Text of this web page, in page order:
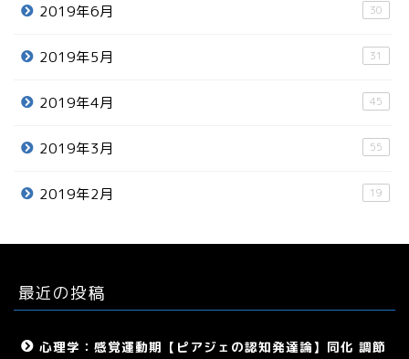
2019年6月 30
2019年5月 31
2019年4月 45
2019年3月 55
2019年2月 19
最近の投稿
心理学：感覚運動期【ピアジェの認知発達論】同化 調節